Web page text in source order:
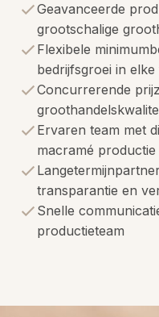
Geavanceerde
grootschalige
Flexibele
bedrijfsgroei in
Concurrerende
Ervaren team met
macramé productie
transparantie en
Snelle
productieteam